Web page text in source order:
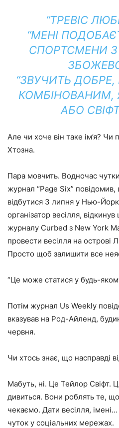
“ТРЕВІС
“МЕНІ
СПОРТСМЕНИ
“ЗВУЧИТЬ ДОБРЕ,
КОМБІНОВАНИМ,
АБО
Але чи хоче він таке ім’я? Чи
Хтозна.
Пара мовчить. Водночас
журнал “Page Six”
відбутися 3 липня у Нью-
організатор весілля,
журналу Curbed з New York
провести весілля на острові
Просто щоб залишити все
“Це може статися у будь-якому
Потім журнал Us Weekly
вказував на Род-Айленд,
червня.
Чи хтось знає, що насправді
Мабуть, ні. Це Тейлор Свіфт.
дивиться. Вони роблять те,
чекаємо. Дати весілля,
чуток у соціальних мережах.